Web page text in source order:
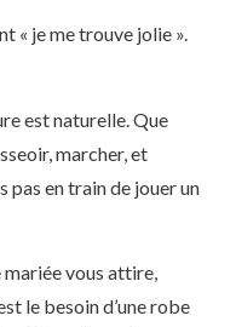
« je me trouve jolie ».
est naturelle. Que
marcher, et
pas en train de jouer un
vous attire,
le besoin d’une robe